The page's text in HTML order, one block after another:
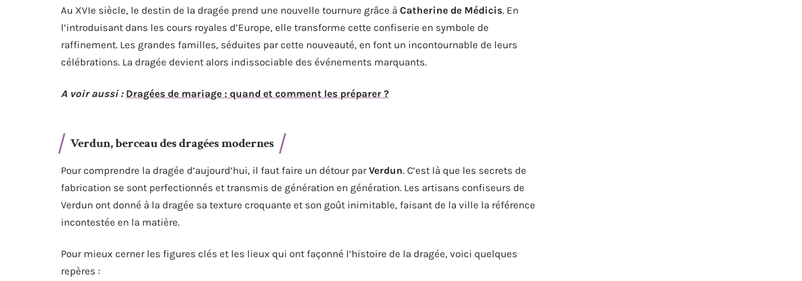
Au XVIe siècle, le destin de la dragée prend une nouvelle tournure grâce à Catherine de Médicis. En
l’introduisant dans les cours royales d’Europe, elle transforme cette confiserie en symbole de
raffinement. Les grandes familles, séduites par cette nouveauté, en font un incontournable de leurs
célébrations. La dragée devient alors indissociable des événements marquants.
A voir aussi : Dragées de mariage : quand et comment les préparer ?
Verdun, berceau des dragées modernes
Pour comprendre la dragée d’aujourd’hui, il faut faire un détour parVerdun. C’est là que les secrets de
fabrication se sont perfectionnés et transmis de génération en génération. Les artisans confiseurs de
Verdun ont donné à la dragée sa texture croquante et son goût inimitable, faisant de la ville la référence
incontestée en la matière.
Pour mieux cerner les figures clés et les lieux qui ont façonné l’histoire de la dragée, voici quelques
repères :